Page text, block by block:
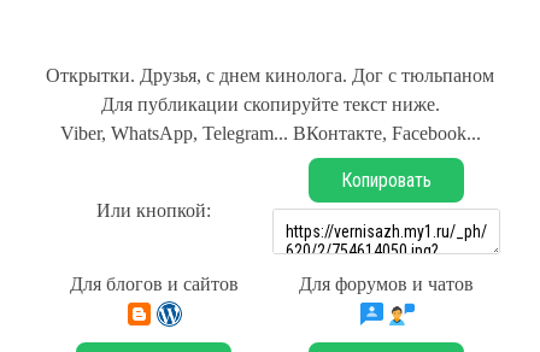
Открытки. Друзья, с днем кинолога. Дог с тюльпаном
Для публикации скопируйте текст ниже.
Viber, WhatsApp, Telegram... ВКонтакте, Facebook...
Или кнопкой:
Копировать
Для блогов и сайтов Для форумов и чатов